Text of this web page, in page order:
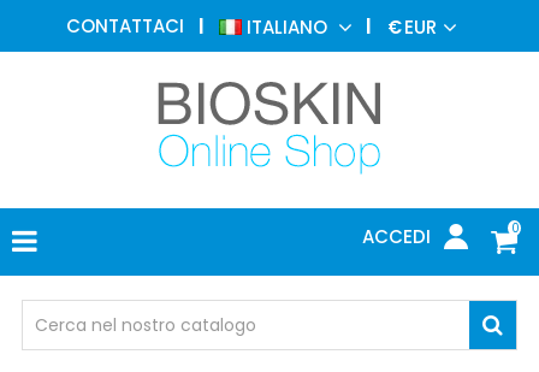
CONTATTACI ITALIANO €EUR
0
ACCEDI
MEDICINA
ESTETICA
DERMATOLOGIA
FOTOTERAPIA
ELETTROMEDICALI
MEDICO
OCCHIALI
DI